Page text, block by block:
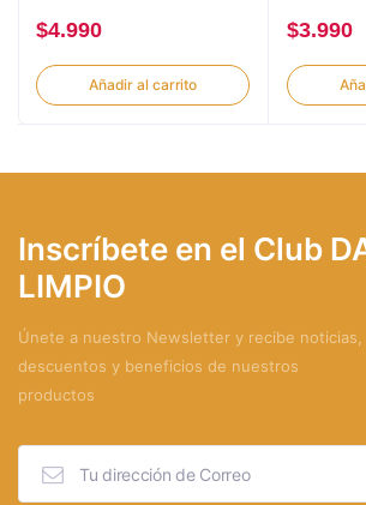
$4.990
Añadir al carrito
$3.990
Inscríbete en el Club
LIMPIO
Únete a nuestro Newsletter y recibe noticias,
descuentos y beneficios de nuestros
productos